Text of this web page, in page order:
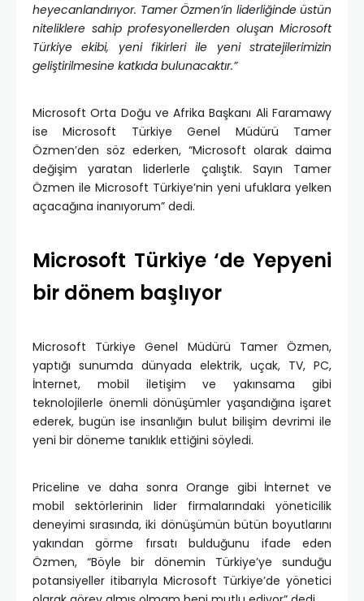
heyecanlandırıyor. Tamer Özmen’in liderliğinde üstün
niteliklere sahip profesyonellerden oluşan Microsoft
Türkiye ekibi, yeni fikirleri ile yeni stratejilerimizin
geliştirilmesine katkıda bulunacaktır.”
Microsoft Orta Doğu ve Afrika Başkanı Ali Faramawy
ise Microsoft Türkiye Genel Müdürü Tamer
Özmen’den söz ederken, “Microsoft olarak daima
değişim yaratan liderlerle çalıştık. Sayın Tamer
Özmen ile Microsoft Türkiye’nin yeni ufuklara yelken
açacağına inanıyorum” dedi.
Microsoft Türkiye ‘de Yepyeni
bir dönem başlıyor
Microsoft Türkiye Genel Müdürü Tamer Özmen,
yaptığı sunumda dünyada elektrik, uçak, TV, PC,
İnternet, mobil iletişim ve yakınsama gibi
teknolojilerle önemli dönüşümler yaşandığına işaret
ederek, bugün ise insanlığın bulut bilişim devrimi ile
yeni bir döneme tanıklık ettiğini söyledi.
Priceline ve daha sonra Orange gibi İnternet ve
mobil sektörlerinin lider firmalarındaki yöneticilik
deneyimi sırasında, iki dönüşümün bütün boyutlarını
yakından görme fırsatı bulduğunu ifade eden
Özmen, “Böyle bir dönemin Türkiye’ye sunduğu
potansiyeller itibarıyla Microsoft Türkiye’de yönetici